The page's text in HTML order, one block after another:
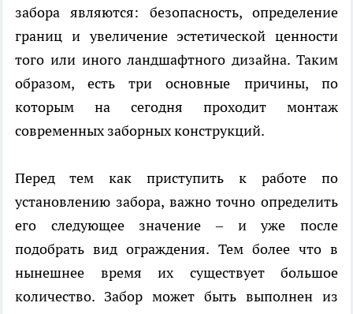
забора являются: безопасность, определение
границ и увеличение эстетической ценности
того или иного ландшафтного дизайна. Таким
образом, есть три основные причины, по
которым на сегодня проходит монтаж
современных заборных конструкций.
Перед тем как приступить к работе по
установлению забора, важно точно определить
его следующее значение – и уже после
подобрать вид ограждения. Тем более что в
нынешнее время их существует большое
количество. Забор может быть выполнен из